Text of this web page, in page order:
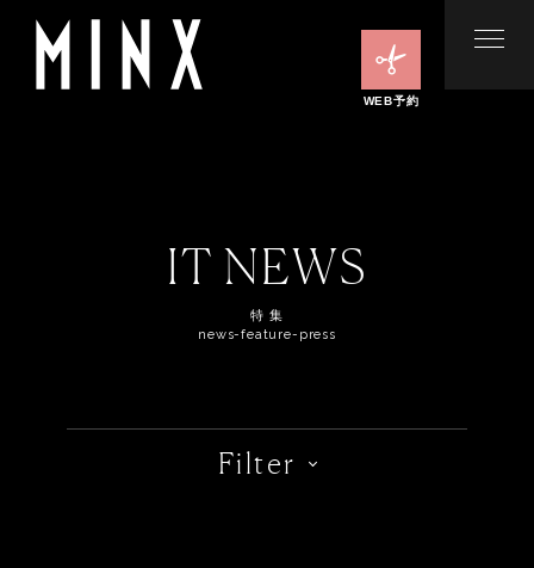
WEB予約
IT NEWS
特 集
news-feature-press
Filter